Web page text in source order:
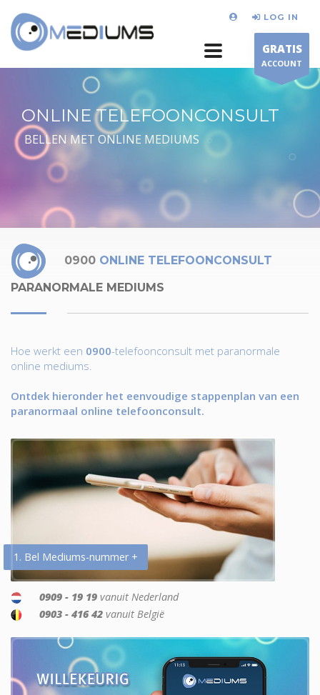
LOG IN
GRATIS
ACCOUNT
ONLINE TELEFOONCONSULT
BELLEN MET ONLINE MEDIUMS
0900 ONLINE TELEFOONCONSULT
PARANORMALE MEDIUMS
Hoe werkt een 0900-telefoonconsult met paranormale
online mediums.
Ontdek hieronder het eenvoudige stappenplan van een
paranormaal online telefoonconsult.
1. Bel Mediums-nummer +
0909 - 19 19 vanuit Nederland
0903 - 416 42 vanuit België